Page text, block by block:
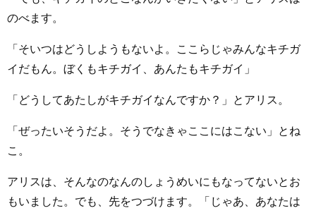
のべます。
「そいつはどうしようもないよ。ここらじゃみんなキチガ
イだもん。ぼくもキチガイ、あんたもキチガイ」
「どうしてあたしがキチガイなんですか？」とアリス。
「ぜったいそうだよ。そうでなきゃここにはこない」とね
こ。
アリスは、そんなのなんのしょうめいにもなってないとお
もいました。でも、先をつづけます。「じゃあ、あなたは